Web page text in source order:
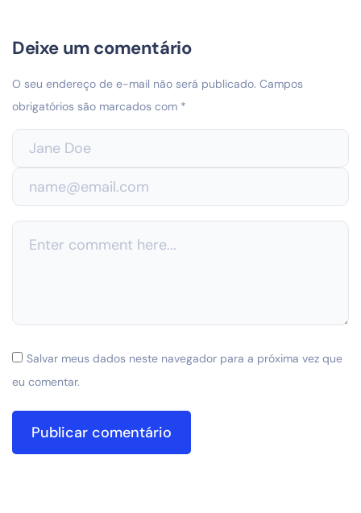
Deixe um comentário
O seu endereço de e-mail não será publicado. Campos
obrigatórios são marcados com *
Salvar meus dados neste navegador para a próxima vez que
eu comentar.